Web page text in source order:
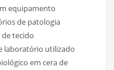
equipamento
de patologia
tecido
laboratório utilizado
em cera de